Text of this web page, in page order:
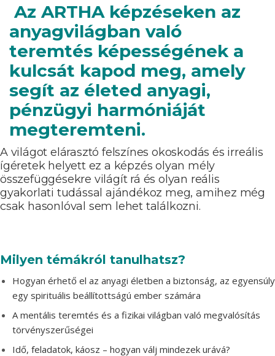
Az ARTHA képzéseken az
anyagvilágban való
teremtés képességének a
kulcsát kapod meg, amely
segít az életed anyagi,
pénzügyi harmóniáját
megteremteni.
A világot elárasztó felszínes okoskodás és irreális
ígéretek helyett ez a képzés olyan mély
összefüggésekre világít rá és olyan reális
gyakorlati tudással ajándékoz meg, amihez még
csak hasonlóval sem lehet találkozni.
Milyen témákról tanulhatsz?
Hogyan érhető el az anyagi életben a biztonság, az egyensúly
egy spirituális beállítottságú ember számára
A mentális teremtés és a fizikai világban való megvalósítás
törvényszerűségei
Idő, feladatok, káosz – hogyan válj mindezek urává?